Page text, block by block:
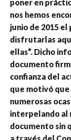
poner en
nos hemos
junio de 2015
disfrutarlas
ellas”. Dicho
documento
confianza del
que motivó
numerosas
interpelando al
documento sin
a través del